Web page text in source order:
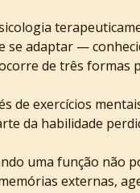
se adaptar —
de três formas
de exercícios
da habilidade
uma função não
externas,